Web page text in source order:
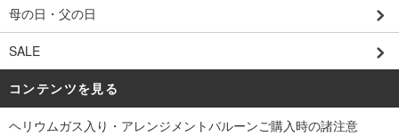
母の日・父の日
SALE
コンテンツを見る
ヘリウムガス入り・アレンジメントバルーンご購入時の諸注意